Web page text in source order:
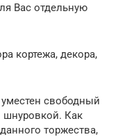
Вас отдельную
кортежа, декора,
уместен свободный
Как
торжества,